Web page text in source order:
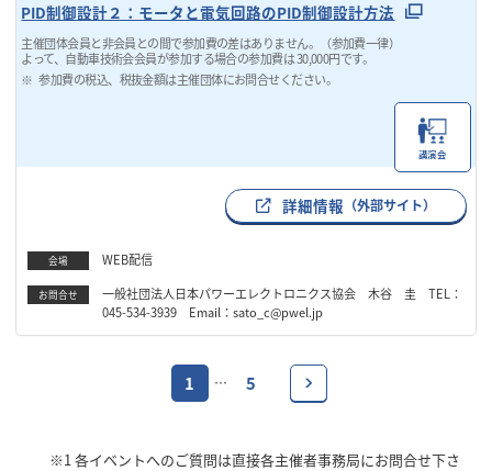
PID制御設計２：モータと電気回路のPID制御設計方法
主催団体会員と非会員との間で参加費の差はありません。（参加費一律）
よって、自動車技術会会員が参加する場合の参加費は 30,000円です。
参加費の税込、税抜金額は主催団体にお問合せください。
講演会
詳細情報 （外部サイト）
会場 WEB配信
お問合せ
一般社団法人日本パワーエレクトロニクス協会 木谷 圭 TEL：
045-534-3939 Email：sato_c@pwel.jp
1 … 5
※1各イベントへのご質問は直接各主催者事務局にお問合せ下さ